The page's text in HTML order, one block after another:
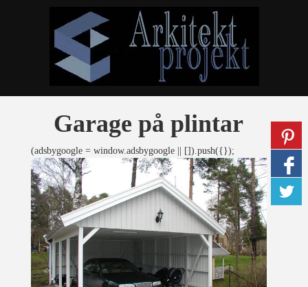
Garage på plintar
(adsbygoogle = window.adsbygoogle || []).push({});